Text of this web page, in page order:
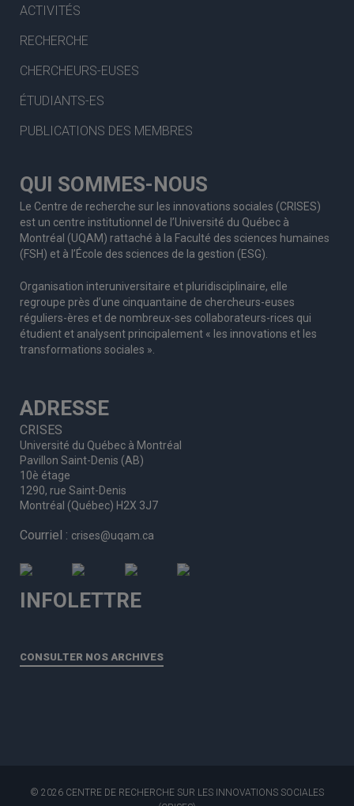
ACTIVITÉS
RECHERCHE
CHERCHEURS-EUSES
ÉTUDIANTS-ES
PUBLICATIONS DES MEMBRES
QUI SOMMES-NOUS
Le Centre de recherche sur les innovations sociales (CRISES)
est un centre institutionnel de l’Université du Québec à
Montréal (UQAM) rattaché à la Faculté des sciences humaines
(FSH) et à l’École des sciences de la gestion (ESG).
Organisation interuniversitaire et pluridisciplinaire, elle
regroupe près d’une cinquantaine de chercheurs-euses
réguliers-ères et de nombreux-ses collaborateurs-rices qui
étudient et analysent principalement « les innovations et les
transformations sociales ».
ADRESSE
CRISES
Université du Québec à Montréal
Pavillon Saint-Denis (AB)
10è étage
1290, rue Saint-Denis
Montréal (Québec) H2X 3J7
Courriel : crises@uqam.ca
INFOLETTRE
CONSULTER NOS ARCHIVES
© 2026 CENTRE DE RECHERCHE SUR LES INNOVATIONS SOCIALES